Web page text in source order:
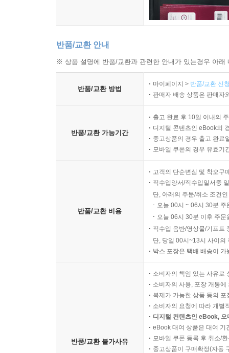
반품/교환 안내
※ 상품 설명에 반품/교환과 관련한 안내가 있는경우 아
반품/교환 방법
마이페이지 > 반품/교환 신
판매자 배송 상품은 판매자
반품/교환 가능기간
출고 완료 후 10일 이내의
디지털 콘텐츠인 eBook의
중고상품의 경우 출고 완료
모바일 쿠폰의 경우 유효기
반품/교환 비용
고객의 단순변심 및 착오구
직수입양서/직수입일서중
단, 아래의 주문/취소 조건
오늘 00시 ~ 06시 30분
오늘 06시 30분 이후 주
직수입 음반/영상물/기프트
단, 당일 00시~13시 사이의
박스 포장은 택배 배송이
반품/교환 불가사유
소비자의 책임 있는 사유로
소비자의 사용, 포장 개봉
복제가 가능한 상품 등의
소비자의 요청에 따라 개별
디지털 컨텐츠인 eBook,
eBook 대여 상품은 대여 기
모바일 쿠폰 등록 후 취소/
중고상품이 구매확정(자동